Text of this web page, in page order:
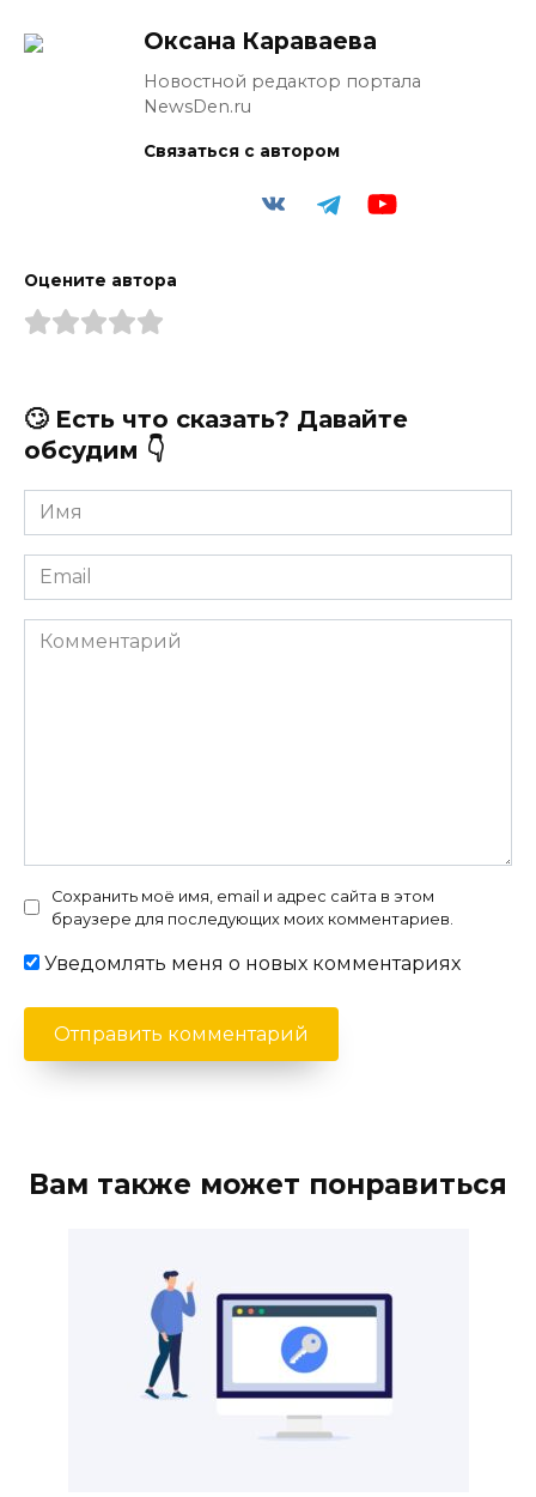
Оксана Караваева
Новостной редактор портала
NewsDen.ru
Связаться с автором
Оцените автора
🙄 Есть что сказать? Давайте
обсудим 👇
Имя
*
Email
*
Комментарий
Сохранить моё имя, email и адрес сайта в этом
браузере для последующих моих комментариев.
Уведомлять меня о новых комментариях
Вам также может понравиться